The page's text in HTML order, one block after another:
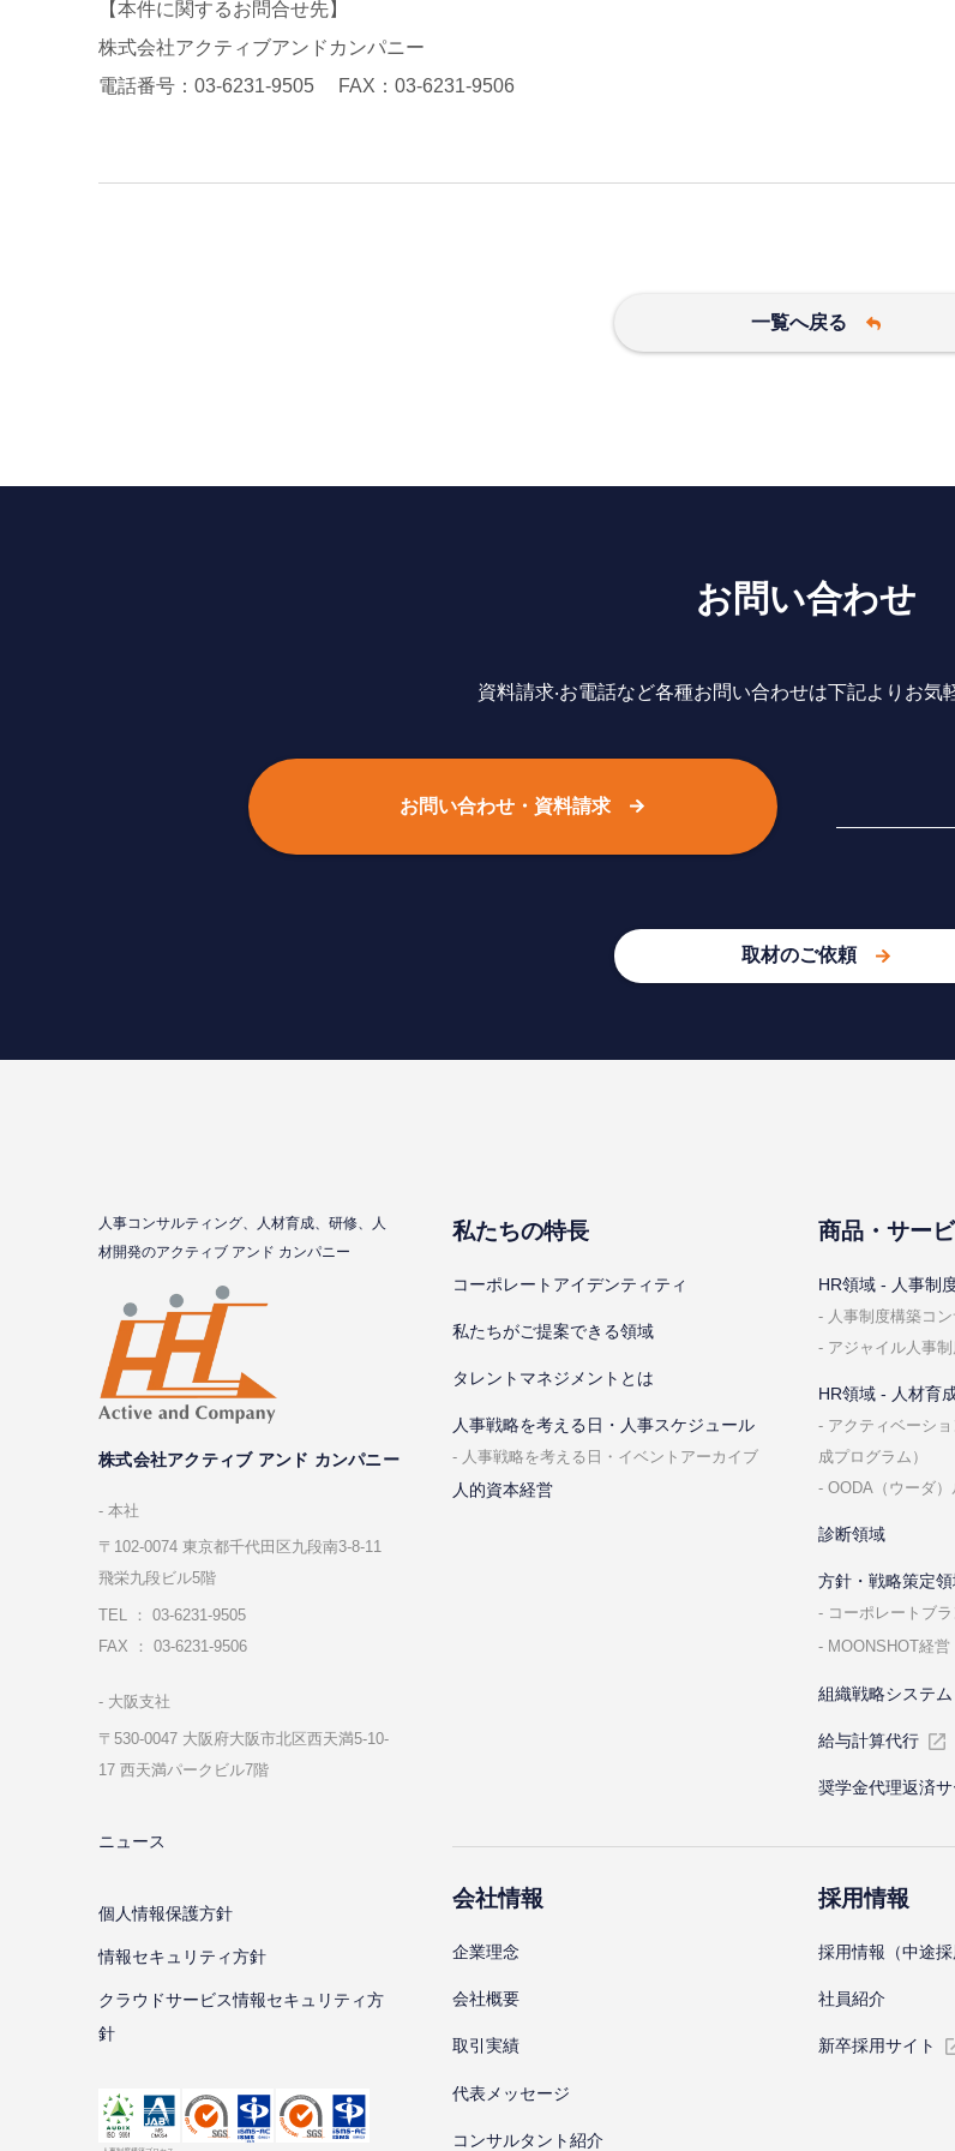
【本件に関するお問合せ先】
株式会社アクティブアンドカンパニー
電話番号：03-6231-9505 FAX：03-6231-9506
一覧へ戻る
お問い合わせ
資料請求‧お電話など各種お問い合わせは下記よりお気
お問い合わせ・資料請求
取材のご依頼
⼈事コンサルティング、⼈材育成、研修、⼈
材開発のアクティブ アンド カンパニー
株式会社アクティブ アンド カンパニー
本社
〒102-0074 東京都千代⽥区九段南3-8-11
飛栄九段ビル5階
TEL ： 03-6231-9505
FAX ： 03-6231-9506
⼤阪⽀社
〒530-0047 ⼤阪府⼤阪市北区⻄天満5-10-
17 ⻄天満パークビル7階
ニュース
個⼈情報保護⽅針
情報セキュリティ⽅針
クラウドサービス情報セキュリティ方
針
私たちの特⻑
コーポレートアイデンティティ
私たちがご提案できる領域
タレントマネジメントとは
⼈事戦略を考える⽇・⼈事スケジュール
⼈事戦略を考える⽇・イベントアーカイブ
人的資本経営
商品・サー
HR領域 - ⼈事制
⼈事制度構築コ
アジャイル⼈事
HR領域 - ⼈材育
アクティベーシ
成プログラム）
OODA（ウーダ
診断領域
⽅針・戦略策定
コーポレートブ
MOONSHOT経営
組織戦略システム
給与計算代⾏
奨学金代理返済
会社情報
企業理念
会社概要
取引実績
代表メッセージ
コンサルタント紹介
採⽤情報
採⽤情報（中途採
社員紹介
新卒採⽤サイト